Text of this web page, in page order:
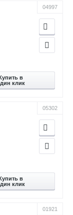
04997
в
клик
05302
в
клик
01921